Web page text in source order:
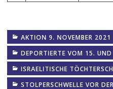
AKTION 9. NOVEMBER 2021
DEPORTIERTE VOM 15.
ISRAELITISCHE
STOLPERSCHWELLE VOR